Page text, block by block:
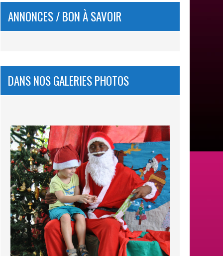
ANNONCES / BON À SAVOIR
DANS NOS GALERIES PHOTOS